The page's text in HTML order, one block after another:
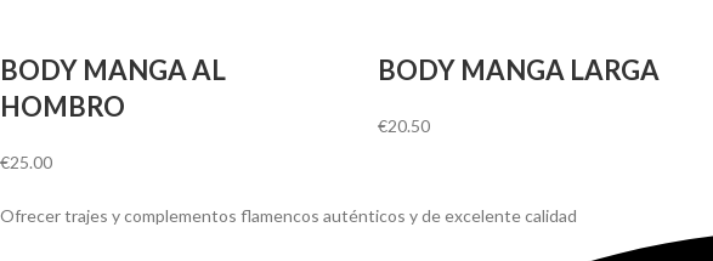
BODY MANGA AL
HOMBRO
€25.00
BODY MANGA LARGA
€20.50
Ofrecer trajes y complementos flamencos auténticos y de excelente calidad